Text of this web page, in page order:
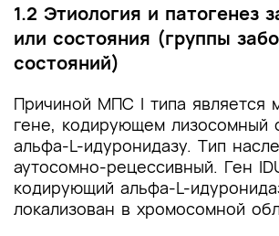
1.2 Этиология и патогенез
или состояния (группы
состояний)
Причиной МПС I типа является
гене, кодирующем лизосомный
альфа-L-идуронидазу. Тип
аутосомно-рецессивный. Ген
кодирующий альфа-L-
локализован в хромосомной